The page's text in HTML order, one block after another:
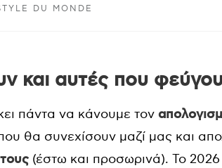
DU MONDE
και αυτές που
πάντα να κάνουμε τον
θα συνεχίσουν μαζί μας και
(έστω και προσωρινά). Το 2026